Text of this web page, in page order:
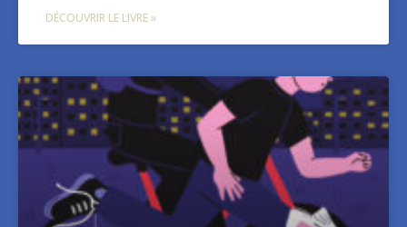
DÉCOUVRIR LE LIVRE »